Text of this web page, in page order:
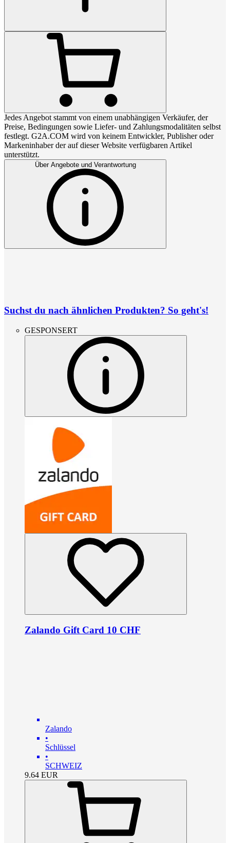
Jedes Angebot stammt von einem unabhängigen Verkäufer, der
Preise, Bedingungen sowie Liefer- und Zahlungsmodalitäten selbst
festlegt. G2A.COM wird von keinem Entwickler, Publisher oder
Markeninhaber der auf dieser Website verfügbaren Artikel
unterstützt.
Über Angebote und Verantwortung
Suchst du nach ähnlichen Produkten? So geht's!
GESPONSERT
Zalando Gift Card 10 CHF
Zalando
•
Schlüssel
•
SCHWEIZ
9.64 EUR